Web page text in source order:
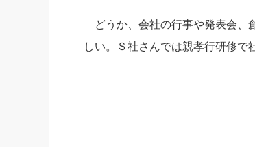
どうか、会社の行事や発表会、
しい。Ｓ社さんでは親孝行研修で